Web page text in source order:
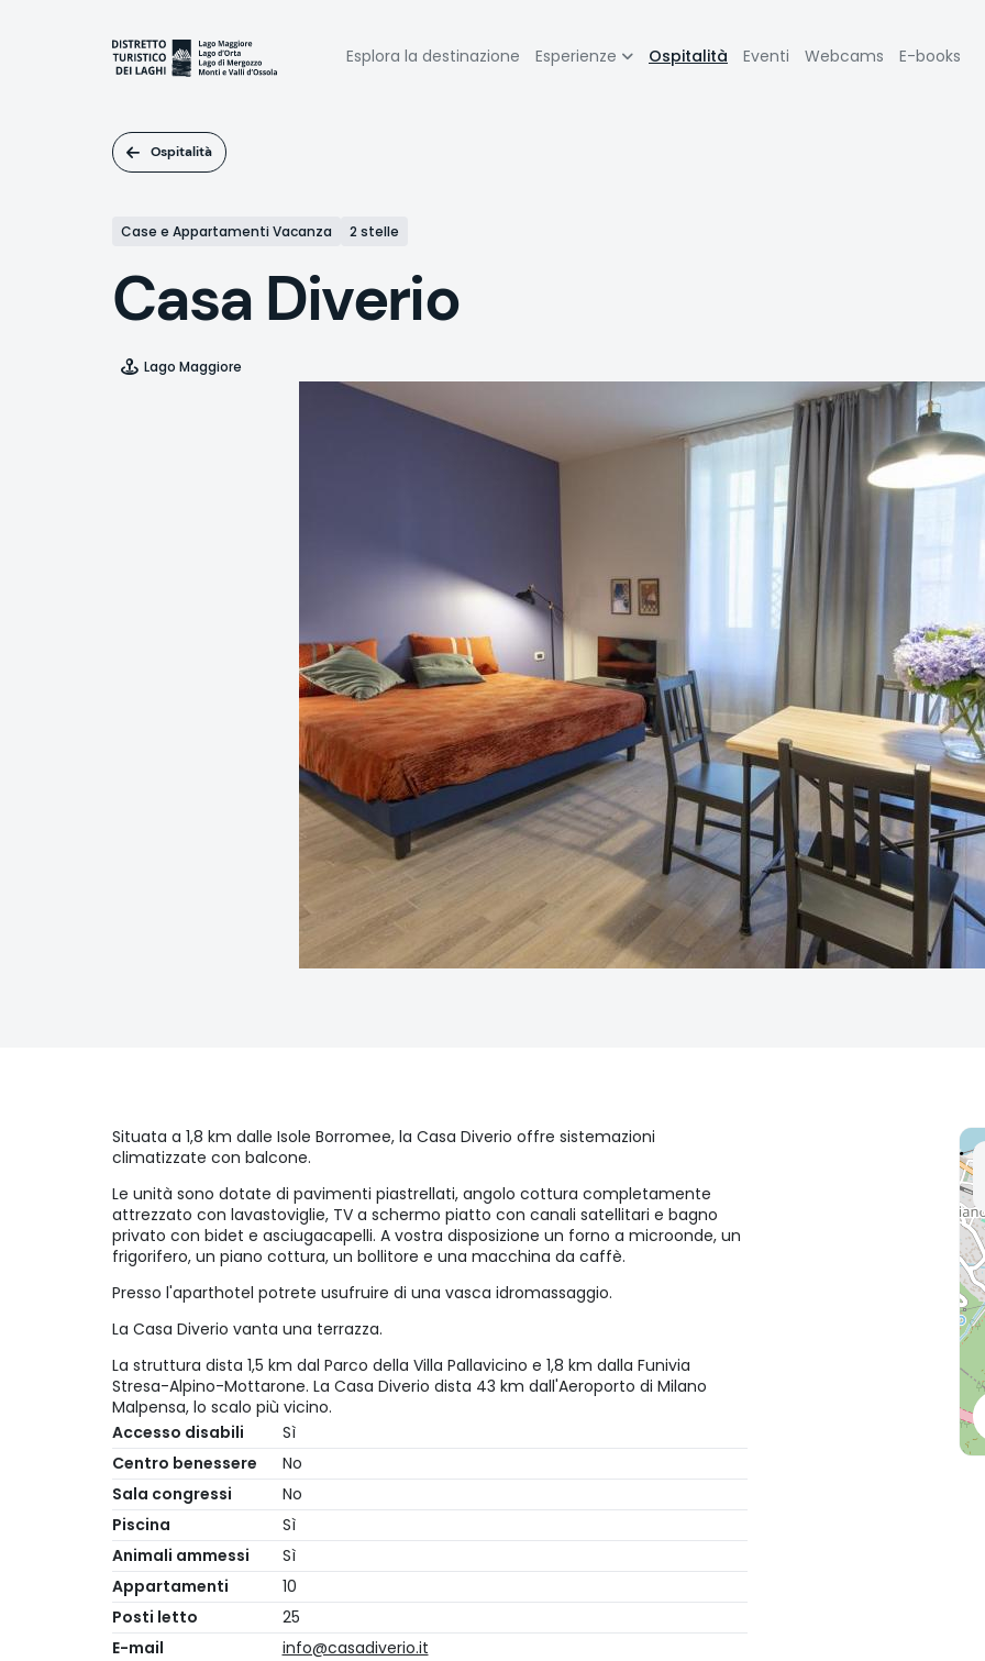
Navigazione
Esplora la destinazione Esperienze Ospitalità Eventi Webcams E-books
Ospitalità
Case e Appartamenti Vacanza 2 stelle
Casa Diverio
Lago Maggiore
Situata a 1,8 km dalle Isole Borromee, la Casa Diverio offre sistemazioni
climatizzate con balcone.
Le unità sono dotate di pavimenti piastrellati, angolo cottura completamente
attrezzato con lavastoviglie, TV a schermo piatto con canali satellitari e bagno
privato con bidet e asciugacapelli. A vostra disposizione un forno a microonde, un
frigorifero, un piano cottura, un bollitore e una macchina da caffè.
Presso l'aparthotel potrete usufruire di una vasca idromassaggio.
La Casa Diverio vanta una terrazza.
La struttura dista 1,5 km dal Parco della Villa Pallavicino e 1,8 km dalla Funivia
Stresa-Alpino-Mottarone. La Casa Diverio dista 43 km dall'Aeroporto di Milano
Malpensa, lo scalo più vicino.
Accesso disabili
Sì
Centro benessere
No
Sala congressi
No
Piscina
Sì
Animali ammessi
Sì
Appartamenti
10
Posti letto
25
E-mail
info@casadiverio.it